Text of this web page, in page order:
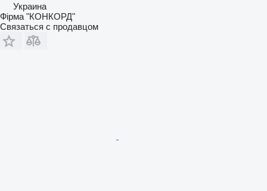
Украина
Фірма "КОНКОРД"
Связаться с продавцом